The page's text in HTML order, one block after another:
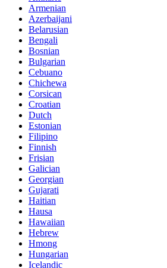
Armenian
Azerbaijani
Belarusian
Bengali
Bosnian
Bulgarian
Cebuano
Chichewa
Corsican
Croatian
Dutch
Estonian
Filipino
Finnish
Frisian
Galician
Georgian
Gujarati
Haitian
Hausa
Hawaiian
Hebrew
Hmong
Hungarian
Icelandic